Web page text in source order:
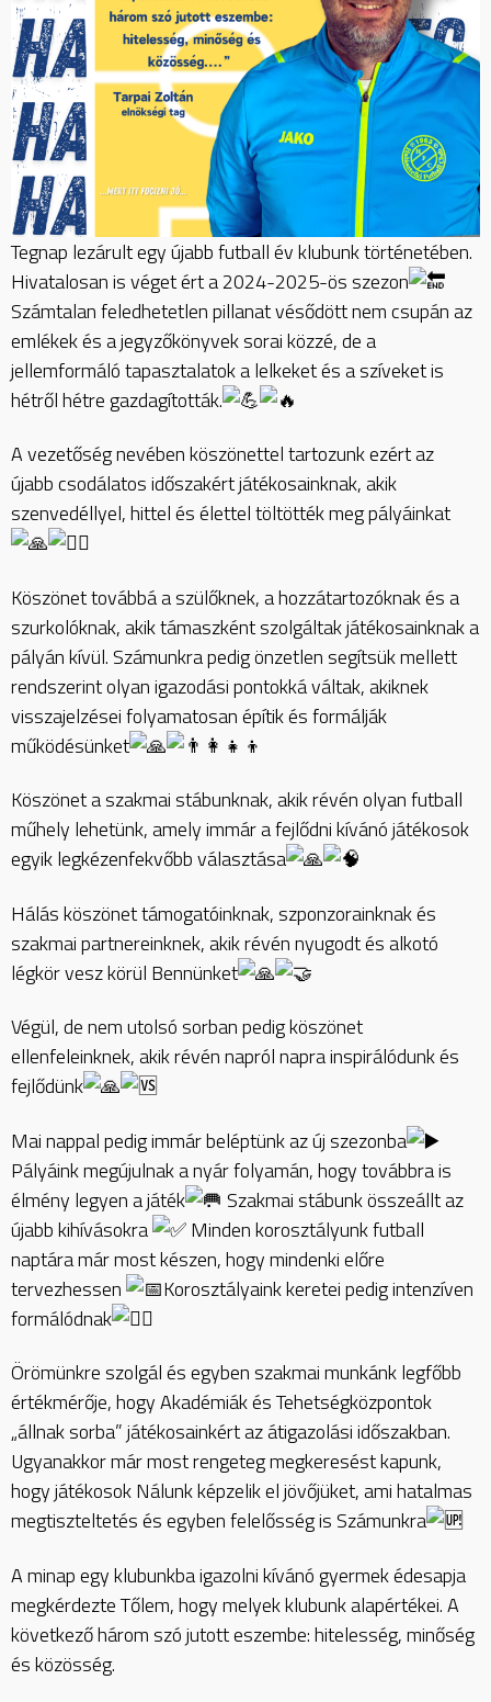
Tegnap lezárult egy újabb futball év klubunk történetében.
Hivatalosan is véget ért a 2024-2025-ös szezon
Számtalan feledhetetlen pillanat vésődött nem csupán az
emlékek és a jegyzőkönyvek sorai közzé, de a
jellemformáló tapasztalatok a lelkeket és a szíveket is
hétről hétre gazdagították.
A vezetőség nevében köszönettel tartozunk ezért az
újabb csodálatos időszakért játékosainknak, akik
szenvedéllyel, hittel és élettel töltötték meg pályáinkat
Köszönet továbbá a szülőknek, a hozzátartozóknak és a
szurkolóknak, akik támaszként szolgáltak játékosainknak a
pályán kívül. Számunkra pedig önzetlen segítsük mellett
rendszerint olyan igazodási pontokká váltak, akiknek
visszajelzései folyamatosan építik és formálják
működésünket
Köszönet a szakmai stábunknak, akik révén olyan futball
műhely lehetünk, amely immár a fejlődni kívánó játékosok
egyik legkézenfekvőbb választása
Hálás köszönet támogatóinknak, szponzorainknak és
szakmai partnereinknek, akik révén nyugodt és alkotó
légkör vesz körül Bennünket
Végül, de nem utolsó sorban pedig köszönet
ellenfeleinknek, akik révén napról napra inspirálódunk és
fejlődünk
Mai nappal pedig immár beléptünk az új szezonba
Pályáink megújulnak a nyár folyamán, hogy továbbra is
élmény legyen a játék
Szakmai stábunk összeállt az
újabb kihívásokra
Minden korosztályunk futball
naptára már most készen, hogy mindenki előre
tervezhessen
Korosztályaink keretei pedig intenzíven
formálódnak
Örömünkre szolgál és egyben szakmai munkánk legfőbb
értékmérője, hogy Akadémiák és Tehetségközpontok
„állnak sorba” játékosainkért az átigazolási időszakban.
Ugyanakkor már most rengeteg megkeresést kapunk,
hogy játékosok Nálunk képzelik el jövőjüket, ami hatalmas
megtiszteltetés és egyben felelősség is Számunkra
A minap egy klubunkba igazolni kívánó gyermek édesapja
megkérdezte Tőlem, hogy melyek klubunk alapértékei. A
következő három szó jutott eszembe: hitelesség, minőség
és közösség.